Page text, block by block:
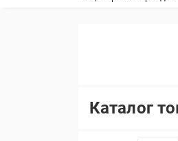
Каталог